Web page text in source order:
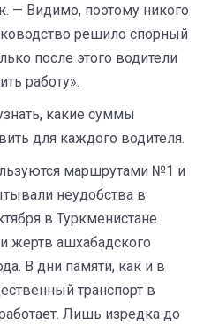
— Видимо, поэтому никого
решило спорный
после этого водители
работу».
какие суммы
для каждого водителя.
маршрутами №1 и
неудобства в
в Туркменистане
жертв ашхабадского
В дни памяти, как и в
транспорт в
Лишь изредка до